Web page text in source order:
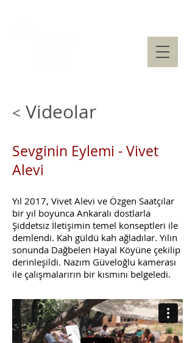
< Videolar
Sevginin Eylemi - Vivet
Alevi
Yıl 2017, Vivet Alevi ve Özgen Saatçılar
bir yıl boyunca Ankaralı dostlarla
Şiddetsiz İletişimin temel konseptleri ile
demlendi. Kah güldü kah ağladılar. Yılın
sonunda Dağbelen Hayal Köyüne çekilip
derinleşildi. Nazım Güveloğlu kamerası
ile çalışmalarırın bir kısmını belgeledi.